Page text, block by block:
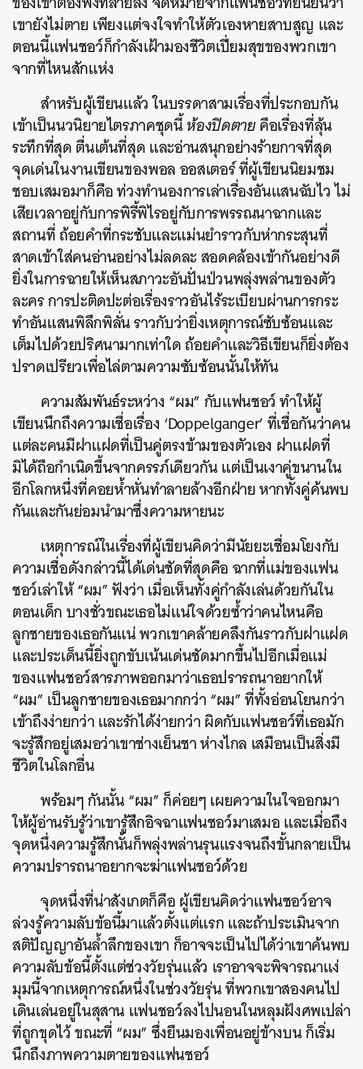
เขายังไม่ตาย เพียงแต่จงใจทำให้ตัวเองหายสาบสูญ และ
ตอนนี้แฟนชอว์ก็กำลังเฝ้ามองชีวิตเปี่ยมสุขของพวกเขา
จากที่ไหนสักแห่ง
สำหรับผู้เขียนแล้ว ในบรรดาสามเรื่องที่ประกอบกัน
เข้าเป็นนวนิยายไตรภาคชุดนี้ห้องปิดตายคือเรื่องที่ลุ้น
ระทึกที่สุด ตื่นเต้นที่สุด และอ่านสนุกอย่างร้ายกาจที่สุด
จุดเด่นในงานเขียนของพอล ออสเตอร์ ที่ผู้เขียนนิยมชม
ชอบเสมอมาก็คือ ท่วงทำนองการเล่าเรื่องอันแสนฉับไว ไม่
เสียเวลาอยู่กับการพิรี้พิไรอยู่กับการพรรณนาฉากและ
สถานที่ ถ้อยคำที่กระชับและแม่นยำราวกับห่ากระสุนที่
สาดเข้าใส่คนอ่านอย่างไม่ลดละ สอดคล้องเข้ากันอย่างดี
ยิ่งในการฉายให้เห็นสภาวะอันปั่นป่วนพลุ่งพล่านของตัว
ละคร การปะติดปะต่อเรื่องราวอันไร้ระเบียบผ่านการกระ
ทำอันแสนพิลึกพิลั่น ราวกับว่ายิ่งเหตุการณ์ซับซ้อนและ
เต็มไปด้วยปริศนามากเท่าใด ถ้อยคำและวิธีเขียนก็ยิ่งต้อง
ปราดเปรียวเพื่อไล่ตามความซับซ้อนนั้นให้ทัน
ความสัมพันธ์ระหว่าง “ผม” กับแฟนชอว์ ทำให้ผู้
เขียนนึกถึงความเชื่อเรื่อง ‘Doppelganger’ ที่เชื่อกันว่าคน
แต่ละคนมีฝาแฝดที่เป็นคู่ตรงข้ามของตัวเอง ฝาแฝดที่
มิได้ถือกำเนิดขึ้นจากครรภ์เดียวกัน แต่เป็นเงาคู่ขนานใน
อีกโลกหนึ่งที่คอยห้ำหั่นทำลายล้างอีกฝ่าย หากทั้งคู่ค้นพบ
กันและกันย่อมนำมาซึ่งความหายนะ
เหตุการณ์ในเรื่องที่ผู้เขียนคิดว่ามีนัยยะเชื่อมโยงกับ
ความเชื่อดังกล่าวนี้ได้เด่นชัดที่สุดคือ ฉากที่แม่ของแฟน
ชอว์เล่าให้ “ผม” ฟังว่า เมื่อเห็นทั้งคู่กำลังเล่นด้วยกันใน
ตอนเด็ก บางชั่วขณะเธอไม่แน่ใจด้วยซ้ำว่าคนไหนคือ
ลูกชายของเธอกันแน่ พวกเขาคล้ายคลึงกันราวกับฝาแฝด
และประเด็นนี้ยิ่งถูกขับเน้นเด่นชัดมากขึ้นไปอีกเมื่อแม่
ของแฟนชอว์สารภาพออกมาว่าเธอปรารถนาอยากให้
“ผม” เป็นลูกชายของเธอมากกว่า “ผม” ที่ทั้งอ่อนโยนกว่า
เข้าถึงง่ายกว่า และรักได้ง่ายกว่า ผิดกับแฟนชอว์ที่เธอมัก
จะรู้สึกอยู่เสมอว่าเขาช่างเย็นชา ห่างไกล เสมือนเป็นสิ่งมี
ชีวิตในโลกอื่น
พร้อมๆ กันนั้น “ผม” ก็ค่อยๆ เผยความในใจออกมา
ให้ผู้อ่านรับรู้ว่าเขารู้สึกอิจฉาแฟนชอว์มาเสมอ และเมื่อถึง
จุดหนึ่งความรู้สึกนั้นก็พลุ่งพล่านรุนแรงจนถึงขั้นกลายเป็น
ความปรารถนาอยากจะฆ่าแฟนชอว์ด้วย
จุดหนึ่งที่น่าสังเกตก็คือ ผู้เขียนคิดว่าแฟนชอว์อาจ
ล่วงรู้ความลับข้อนี้มาแล้วตั้งแต่แรก และถ้าประเมินจาก
สติปัญญาอันล้ำลึกของเขา ก็อาจจะเป็นไปได้ว่าเขาค้นพบ
ความลับข้อนี้ตั้งแต่ช่วงวัยรุ่นแล้ว เราอาจจะพิจารณาแง่
มุมนี้จากเหตุการณ์หนึ่งในช่วงวัยรุ่น ที่พวกเขาสองคนไป
เดินเล่นอยู่ในสุสาน แฟนชอว์ลงไปนอนในหลุมฝังศพเปล่า
ที่ถูกขุดไว้ ขณะที่ “ผม” ซึ่งยืนมองเพื่อนอยู่ข้างบน ก็เริ่ม
นึกถึงภาพความตายของแฟนชอว์